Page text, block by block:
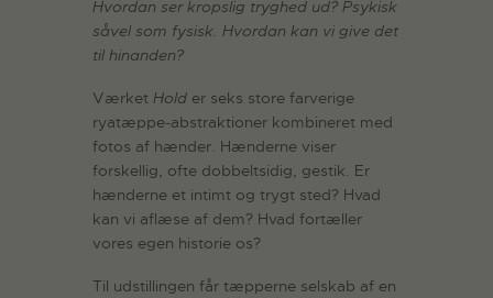
Hvordan ser kropslig tryghed ud? Psykisk
såvel som fysisk. Hvordan kan vi give det
til hinanden?
Værket Hold er seks store farverige
ryatæppe-abstraktioner kombineret med
fotos af hænder. Hænderne viser
forskellig, ofte dobbeltsidig, gestik. Er
hænderne et intimt og trygt sted? Hvad
kan vi aflæse af dem? Hvad fortæller
vores egen historie os?
Til udstillingen får tæpperne selskab af en